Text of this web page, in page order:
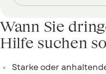
Wann Sie
Hilfe suchen
Starke oder